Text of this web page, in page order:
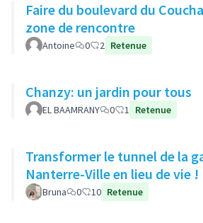
Faire du boulevard du
zone de rencontre
Antoine 0 2 Retenue
Chanzy: un jardin pour tous
EL BAAMRANY 0 1 Retenue
Transformer le tunnel de la
Nanterre-Ville en lieu de vie !
Bruna 0 10 Retenue